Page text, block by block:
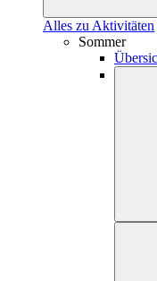
Alles zu Aktivitäten
Sommer